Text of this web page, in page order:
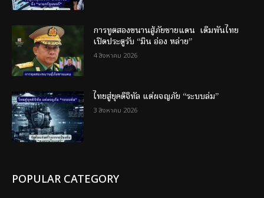
การทูตสองขนานสู้ภัยชายแดน เดิมพันไทย
เปิดประตูรับ “มิน อ่อง หล่าย”
4 สิงหาคม 2026
ไทยสู่ยุคดิจิทัล แต่ผจญภัย “ระบบล่ม”
3 สิงหาคม 2026
POPULAR CATEGORY